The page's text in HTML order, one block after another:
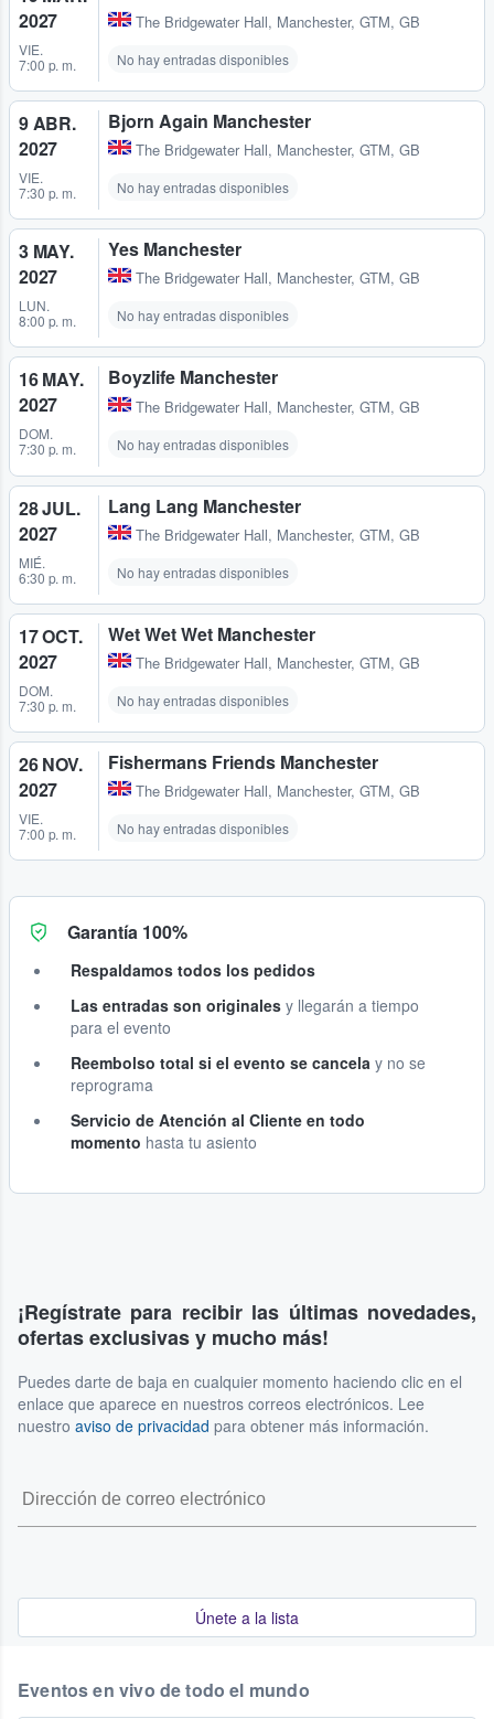
2027
VIE.
7:00 p. m.
The Bridgewater Hall, Manchester, GTM, GB
No hay entradas disponibles
9 ABR.
2027
VIE.
7:30 p. m.
Bjorn Again Manchester
The Bridgewater Hall, Manchester, GTM, GB
No hay entradas disponibles
3 MAY.
2027
LUN.
8:00 p. m.
Yes Manchester
The Bridgewater Hall, Manchester, GTM, GB
No hay entradas disponibles
16 MAY.
2027
DOM.
7:30 p. m.
Boyzlife Manchester
The Bridgewater Hall, Manchester, GTM, GB
No hay entradas disponibles
28 JUL.
2027
MIÉ.
6:30 p. m.
Lang Lang Manchester
The Bridgewater Hall, Manchester, GTM, GB
No hay entradas disponibles
17 OCT.
2027
DOM.
7:30 p. m.
Wet Wet Wet Manchester
The Bridgewater Hall, Manchester, GTM, GB
No hay entradas disponibles
26 NOV.
2027
VIE.
7:00 p. m.
Fishermans Friends Manchester
The Bridgewater Hall, Manchester, GTM, GB
No hay entradas disponibles
Garantía 100%
Respaldamos todos los pedidos
Las entradas son originales y llegarán a tiempo
para el evento
Reembolso total si el evento se cancela y no se
reprograma
Servicio de Atención al Cliente en todo
momento hasta tu asiento
¡Regístrate para recibir las últimas novedades,
ofertas exclusivas y mucho más!
Puedes darte de baja en cualquier momento haciendo clic en el
enlace que aparece en nuestros correos electrónicos. Lee
nuestro aviso de privacidad para obtener más información.
Únete a la lista
Eventos en vivo de todo el mundo